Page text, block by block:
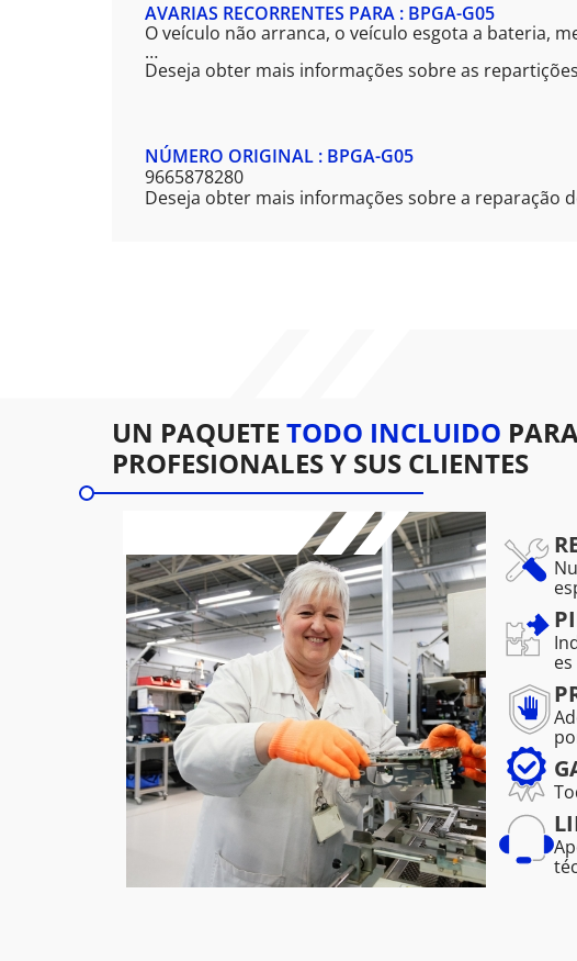
AVARIAS RECORRENTES PARA : BPGA-G05
O veículo não arranca, o veículo esgota a bateria,
…
Deseja obter mais informações sobre as
NÚMERO ORIGINAL : BPGA-G05
9665878280
Deseja obter mais informações sobre a reparação
UN PAQUETE TODO INCLUIDO
PROFESIONALES Y SUS CLIENTES